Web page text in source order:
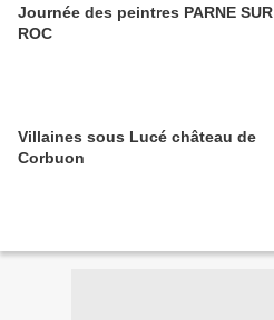
Journée des peintres PARNE SUR
ROC
Villaines sous Lucé château de
Corbuon